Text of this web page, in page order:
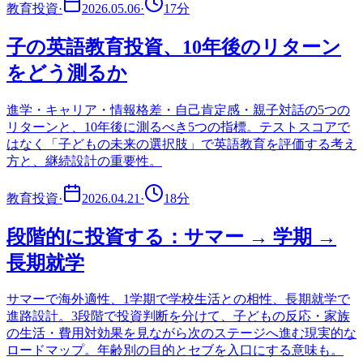
教育投資· 2026.05.06· 17分
子の英語教育投資、10年後のリターン
をどう測るか
進学・キャリア・情報格差・自己肯定感・親子対話の5つの
リターンと、10年後に測るべき5つの指標。テストスコアで
はなく「子どもの未来の選択肢」で英語教育を評価する考え
方と、継続設計の重要性。
教育投資· 2026.04.21 · 18分
段階的に投資する：サマー → 学期 →
長期就学
サマーで海外適性、1学期で学校生活との相性、長期就学で
進路設計。3段階で投資判断を分けて、子どもの反応・家族
の生活・費用対効果を見ながら次のステージへ進む現実的な
ロードマップ。年齢別の目的とセブを入口にする意味も。